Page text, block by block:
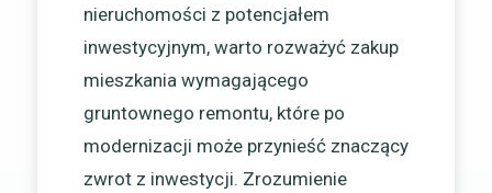
nieruchomości z potencjałem
inwestycyjnym, warto rozważyć zakup
mieszkania wymagającego
gruntownego remontu, które po
modernizacji może przynieść znaczący
zwrot z inwestycji. Zrozumienie